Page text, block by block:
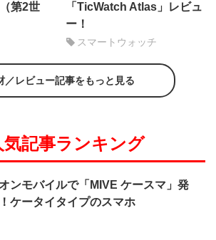
第2世
「TicWatch Atlas」レビュ
ー！
スマートウォッチ
／レビュー記事をもっと見る
気記事ランキング
ンモバイルで「MIVE ケースマ」発
ケータイタイプのスマホ